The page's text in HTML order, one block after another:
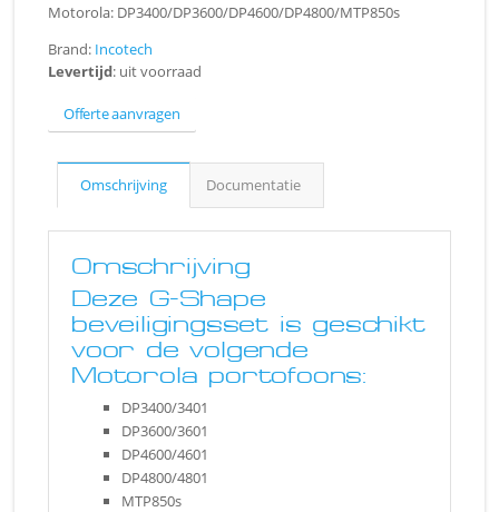
Motorola: DP3400/DP3600/DP4600/DP4800/MTP850s
Brand: Incotech
Levertijd: uit voorraad
Offerte aanvragen
Omschrijving Documentatie
Omschrijving
Deze G-Shape
beveiligingsset is geschikt
voor de volgende
Motorola portofoons:
DP3400/3401
DP3600/3601
DP4600/4601
DP4800/4801
MTP850s